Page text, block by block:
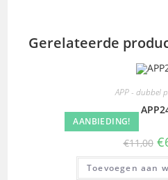
Gerelateerde
AANBIEDING!
APP - dubbel
€11,00 €
Toevoegen aan